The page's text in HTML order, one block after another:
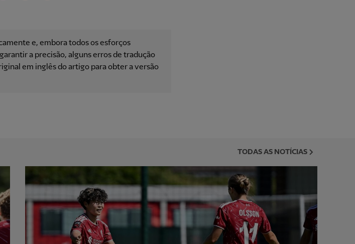
e, embora todos os esforços
a precisão, alguns erros de tradução
em inglês do artigo para obter a versão
TODAS AS NOTÍCIAS